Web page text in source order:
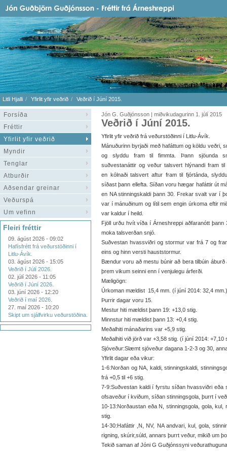
Litli Hjalli Yfirlit yfir veðrið Veðrið í Júní 2015.
Forsíða
Fréttir
Yfirlit yfir veðrið
Myndir
Tenglar
Atburðir
Aðsendar greinar
Veðurspá
Um vefinn
Fleiri fréttir
09. ágúst 2026 - 09:02
Hafísfrétt frá veðurstöðinni í
Litlu-Ávík.
03. ágúst 2026 - 15:05
Veðrið í Júlí 2026.
02. júlí 2026 - 11:05
Veðrið í Júní 2026.
03. júní 2026 - 12:20
Veðrið í maí 2026.
27. maí 2026 - 10:20
Skipt um sjálfvirku veðurstöðina.
Jón G. Guðjónsson | miðvikudagurinn 1. júlí 2015
Veðrið í Júní 2015.
Yfirlit yfir veðrið frá veðurstöðinni í Litlu-Ávík.
Mánuðurinn byrjaði með hafáttum og köldu veðri,
og slyddu fram til fimmta. Þann sjöunda
suðvestanáttir og veður talsvert hlýnandi fram til
en kólnaði talsvert aftur fram til fjórtánda,
síðast þann ellefta. Síðan voru hægar hafáttir út
en NA stinningskaldi þann 30. Frekar svalt var í
var í mánuðinum og lítil sem engin úrkoma eftir
var kaldur í heild.
Fjöll urðu hvít víða í Árneshreppi aðfaranótt
moka talsverðan snjó.
Suðvestan hvassviðri og stormur var frá 7 og
eins og hinn versti hauststormur.
Bændur voru að mestu búnir að bera tilbúin
þrem vikum seinni enn í venjulegu árferði.
Mæligögn:
Úrkoman mældist 15,4 mm. (í júní 2014: 32,4 mm.)
Þurrir dagar voru 15.
Mestur hiti mældist þann 19: +13,0 stig.
Minnstur hiti mældist þann 13: +0,4 stig.
Meðalhiti mánaðarins var +5,9 stig.
Meðalhiti við jörð var +3,58 stig. (í júní 2014: +7,10
Sjóveður:Slæmt sjóveður dagana 1-2-3 og 30,
Yfirlit dagar eða vikur:
1-6:Norðan og NA, kaldi, stinningskaldi,
frá +0,5 til +6 stig.
7-9:Suðvestan kaldi í fyrstu síðan hvassviðri
ofsaveður í kviðum, síðan stinningsgola, þurrt í
10-13:Norðaustan eða N, stinningsgola, gola,
stig.
14-30:Hafáttir ,N, NV, NA andvari, kul, gola,
rigning, skúrir,súld, annars þurrt veður, mikið um
Tekið saman af Jóni G Guðjónssyni